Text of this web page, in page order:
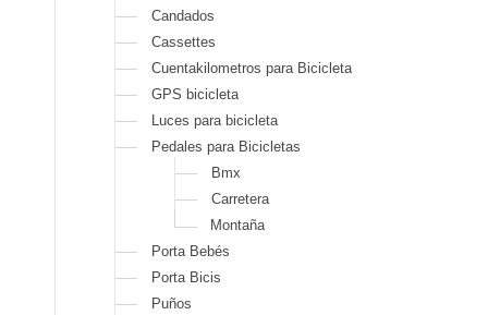
Candados
Cassettes
Cuentakilometros para Bicicleta
GPS bicicleta
Luces para bicicleta
Pedales para Bicicletas
Bmx
Carretera
Montaña
Porta Bebés
Porta Bicis
Puños